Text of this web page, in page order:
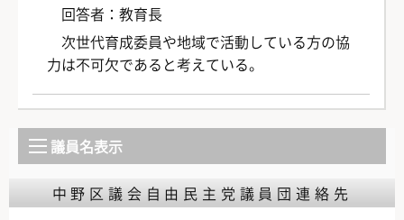
回答者：教育長
次世代育成委員や地域で活動している方の協
力は不可欠であると考えている。
議員名表示
中野区議会自由民主党議員団連絡先